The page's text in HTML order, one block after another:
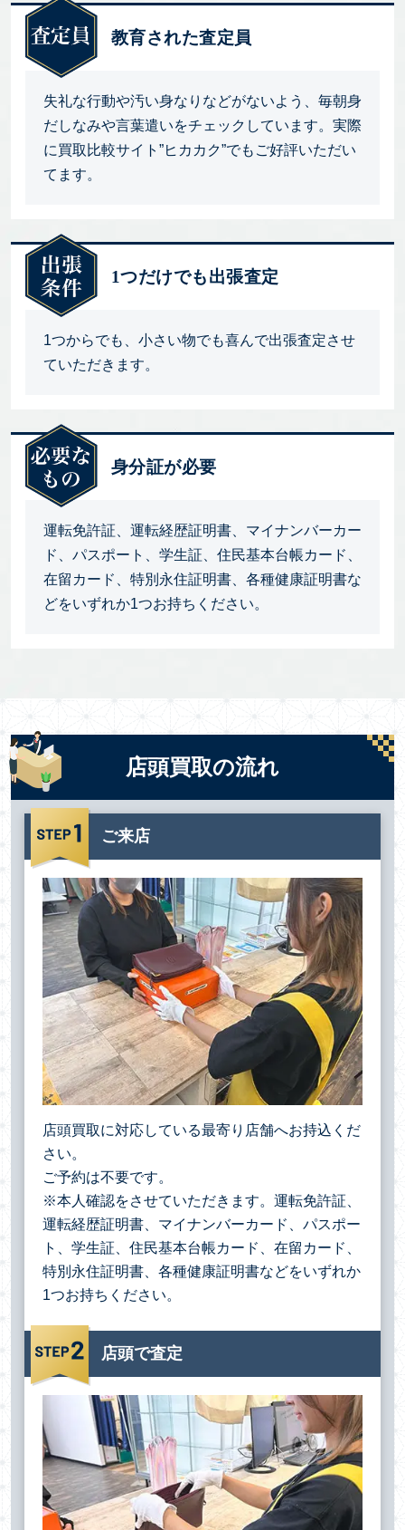
教育された査定員
失礼な行動や汚い身なりなどがないよう、毎朝身
だしなみや言葉遣いをチェックしています。実際
に買取比較サイト”ヒカカク”でもご好評いただい
てます。
1つだけでも出張査定
1つからでも、小さい物でも喜んで出張査定させ
ていただきます。
身分証が必要
運転免許証、運転経歴証明書、マイナンバーカー
ド、パスポート、学生証、住民基本台帳カード、
在留カード、特別永住証明書、各種健康証明書な
どをいずれか1つお持ちください。
店頭買取の流れ
ご来店
店頭買取に対応している最寄り店舗へお持込くだ
さい。
ご予約は不要です。
※本人確認をさせていただきます。運転免許証、
運転経歴証明書、マイナンバーカード、パスポー
ト、学生証、住民基本台帳カード、在留カード、
特別永住証明書、各種健康証明書などをいずれか
1つお持ちください。
店頭で査定